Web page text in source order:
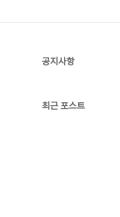
공지사항
최근 포스트